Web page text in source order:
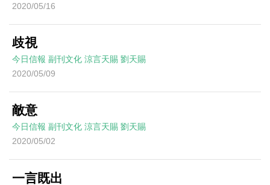
2020/05/16
歧視
今日信報 副刊文化 涼言天賜 劉天賜
2020/05/09
敵意
今日信報 副刊文化 涼言天賜 劉天賜
2020/05/02
一言既出